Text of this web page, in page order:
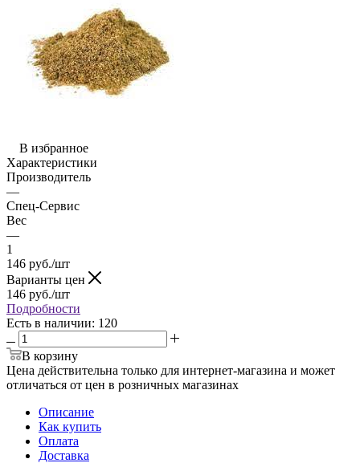
В избранное
Характеристики
Производитель
—
Спец-Сервис
Вес
—
1
146 руб./шт
Варианты цен
146 руб./шт
Подробности
Есть в наличии: 120
В корзину
Цена действительна только для интернет-магазина и может
отличаться от цен в розничных магазинах
Описание
Как купить
Оплата
Доставка